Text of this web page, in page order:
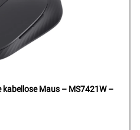
Maus – MS7421W –